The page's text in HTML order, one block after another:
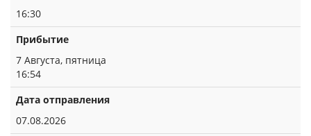
16:30
Прибытие
7 Августа, пятница
16:54
Дата отправления
07.08.2026